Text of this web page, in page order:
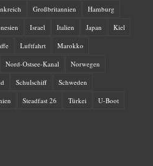
Großbritannien
Hamburg
Israel Italien Japan
Kiel
Luftfahrt
Marokko
Nord-Ostsee-Kanal
Norwegen
Schulschiff
Schweden
Steadfast 26 Türkei
U-Boot